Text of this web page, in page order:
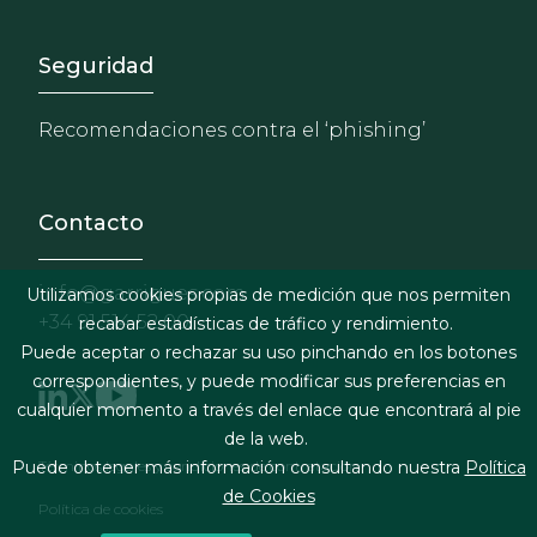
Footer - Extranet y
Seguridad
Recomendaciones contra el ‘phishing’
Contacto
info@garrigues.com
+34 91 514 52 00
Footer menu
Términos legales y condiciones de contratación
Política de cookies
Utilizamos cookies propias de medición que nos permiten
recabar estadísticas de tráfico y rendimiento.
Puede aceptar o rechazar su uso pinchando en los botones
correspondientes, y puede modificar sus preferencias en
cualquier momento a través del enlace que encontrará al pie
de la web.
Puede obtener más información consultando nuestra Política
de Cookies